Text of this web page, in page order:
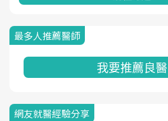
最多人推薦醫師
我要推薦良醫
網友就醫經驗分享